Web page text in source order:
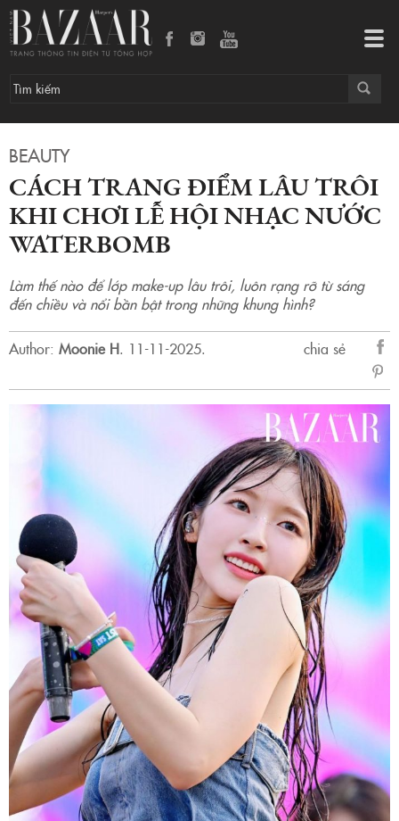
BEAUTY
CÁCH TRANG ĐIỂM LÂU TRÔI
KHI CHƠI LỄ HỘI NHẠC NƯỚC
WATERBOMB
Làm thế nào để lớp make-up lâu trôi, luôn rạng rỡ từ sáng
đến chiều và nổi bần bật trong những khung hình?
Author: Moonie H. 11-11-2025.
chia sẻ
sẻ